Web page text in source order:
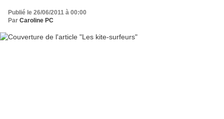
Publié le 26/06/2011 à 00:00
Par Caroline PC